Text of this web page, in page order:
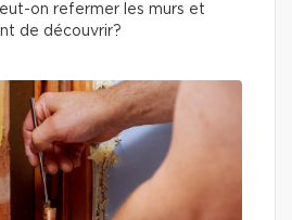
on refermer les murs et
de découvrir?